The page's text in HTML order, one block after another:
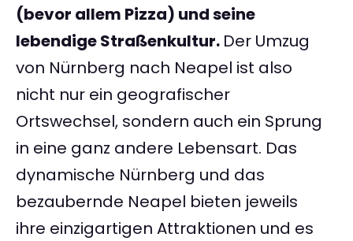
(bevor allem Pizza) und seine
lebendige Straßenkultur. Der Umzug
von Nürnberg nach Neapel ist also
nicht nur ein geografischer
Ortswechsel, sondern auch ein Sprung
in eine ganz andere Lebensart. Das
dynamische Nürnberg und das
bezaubernde Neapel bieten jeweils
ihre einzigartigen Attraktionen und es